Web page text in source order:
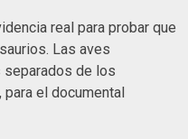
real para probar que
Las aves
separados de los
para el documental